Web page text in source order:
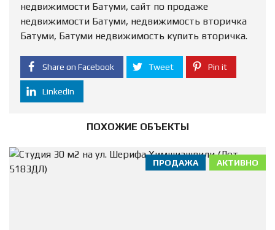
недвижимости Батуми, сайт по продаже
недвижимости Батуми, недвижимость вторичка
Батуми, Батуми недвижимость купить вторичка.
Share on Facebook Tweet Pin it
LinkedIn
ПОХОЖИЕ ОБЪЕКТЫ
АКТИВНО
ПРОДАЖА